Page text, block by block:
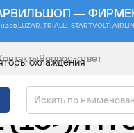
—
LUZAR, TRIALLI, STARTVOLT,
Вопрос-ответ
охлаждения
(10-)/